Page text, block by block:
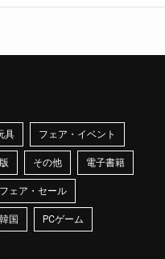
具 フェア・イベント
その他 電子書籍
ェア・セール
国 PCゲーム